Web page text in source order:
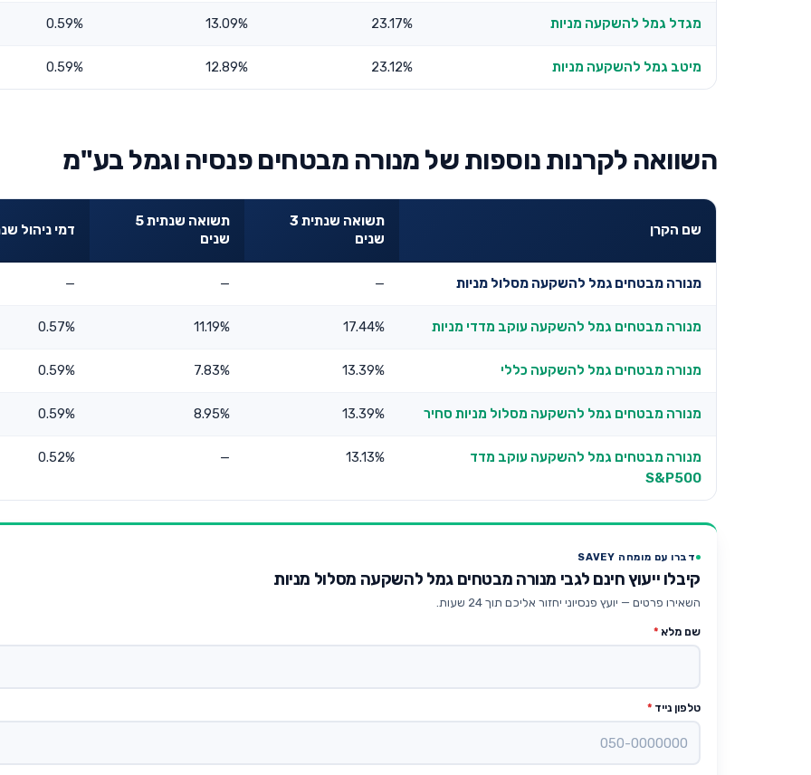
מגדל גמל להשקעה מניות 23.17%
13.09%
0.59%
מיטב גמל להשקעה מניות 23.12%
12.89%
0.59%
השוואה לקרנות נוספות של מנורה מבטחים פנסיה וגמל בע"מ
שם הקרן
תשואה שנתית 3
שנים
תשואה שנתית 5
שנים
דמי ניהול
מנורה מבטחים גמל להשקעה מסלול מניות —
—
—
מנורה מבטחים גמל להשקעה עוקב מדדי מניות 17.44%
11.19%
0.57%
מנורה מבטחים גמל להשקעה כללי 13.39%
7.83%
0.59%
מנורה מבטחים גמל להשקעה מסלול מניות סחיר 13.39%
8.95%
0.59%
מנורה מבטחים גמל להשקעה עוקב מדד
S&P500
13.13%
—
0.52%
דברו עם מומחה SAVEY
קיבלו ייעוץ חינם לגבי מנורה מבטחים גמל להשקעה מסלול מניות
השאירו פרטים — יועץ פנסיוני יחזור אליכם תוך 24 שעות.
שם מלא *
טלפון נייד *